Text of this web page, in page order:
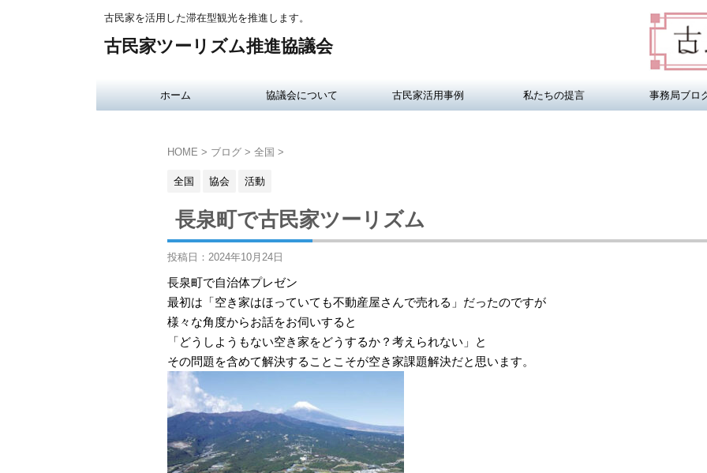
古民家を活用した滞在型観光を推進します。
古民家ツーリズム推進協議会
ホーム 協議会について 古民家活用事例 私たちの提言 事務局ブロ
HOME > ブログ > 全国 >
全国 協会 活動
長泉町で古民家ツーリズム
投稿日： 2024年10月24日
長泉町で自治体プレゼン
最初は「空き家はほっていても不動産屋さんで売れる」だったのですが
様々な角度からお話をお伺いすると
「どうしようもない空き家をどうするか？考えられない」と
その問題を含めて解決することこそが空き家課題解決だと思います。